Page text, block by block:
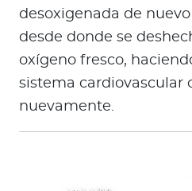
desoxigenada de
desde donde se
oxígeno fresco,
sistema cardiovascular
nuevamente.